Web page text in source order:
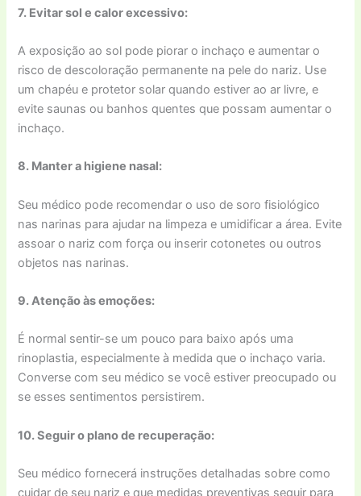
7. Evitar sol e calor excessivo:
A exposição ao sol pode piorar o inchaço e aumentar o
risco de descoloração permanente na pele do nariz. Use
um chapéu e protetor solar quando estiver ao ar livre, e
evite saunas ou banhos quentes que possam aumentar o
inchaço.
8. Manter a higiene nasal:
Seu médico pode recomendar o uso de soro fisiológico
nas narinas para ajudar na limpeza e umidificar a área. Evite
assoar o nariz com força ou inserir cotonetes ou outros
objetos nas narinas.
9. Atenção às emoções:
É normal sentir-se um pouco para baixo após uma
rinoplastia, especialmente à medida que o inchaço varia.
Converse com seu médico se você estiver preocupado ou
se esses sentimentos persistirem.
10. Seguir o plano de recuperação:
Seu médico fornecerá instruções detalhadas sobre como
cuidar de seu nariz e que medidas preventivas seguir para